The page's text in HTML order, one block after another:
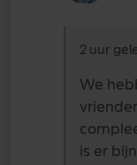
2 uur
We
is er